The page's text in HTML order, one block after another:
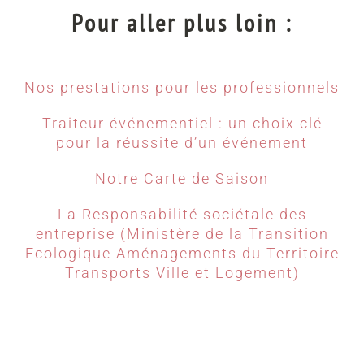
Pour aller plus loin :
Nos prestations pour les professionnels
Traiteur événementiel : un choix clé
pour la réussite d’un événement
Notre Carte de Saison
La Responsabilité sociétale des
entreprise (Ministère de la Transition
Ecologique Aménagements du Territoire
Transports Ville et Logement)